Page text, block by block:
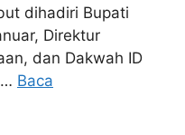
dihadiri Bupati
Direktur
dan Dakwah ID
Baca